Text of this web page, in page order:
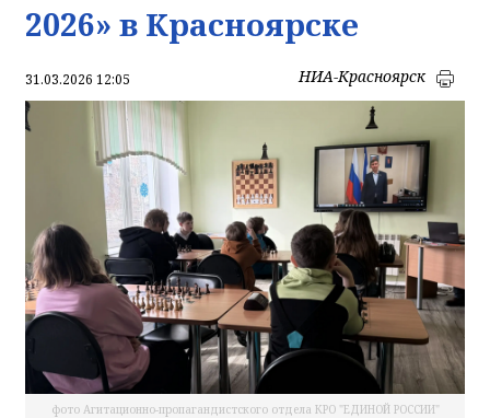
2026» в Красноярске
31.03.2026 12:05 НИА-Красноярск
фото Агитационно-пропагандистского отдела КРО "ЕДИНОЙ РОССИИ"